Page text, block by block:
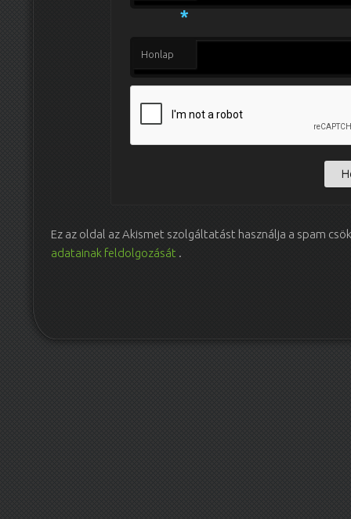
*
Honlap
Ez az oldal az Akismet szolgáltatást használja a spam
adatainak feldolgozását .